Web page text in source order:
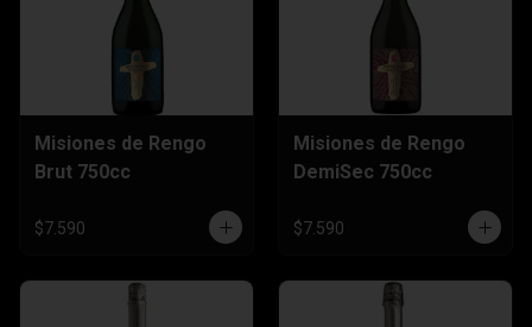
Misiones de Rengo
Brut 750cc
$7.590
Misiones de Rengo
DemiSec 750cc
$7.590